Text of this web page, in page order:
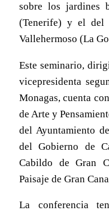
sobre los jardines
(Tenerife) y el del
Vallehermoso (La
Este seminario,
vicepresidenta
Monagas, cuenta
de Arte y
del Ayuntamiento
del Gobierno de
Cabildo de Gran
Paisaje de Gran
La conferencia